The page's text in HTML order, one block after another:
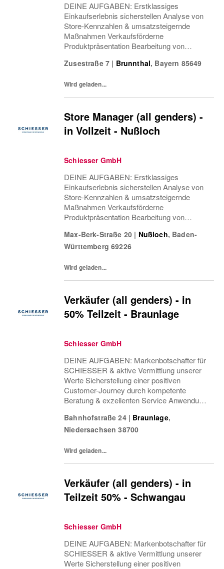
DEINE AUFGABEN: Erstklassiges
Einkaufserlebnis sicherstellen Analyse von
Store-Kennzahlen & umsatzsteigernde
Maßnahmen Verkaufsförderne
Produktpräsentation Bearbeitung von
-entwicklung Einsatzplanung & Besetzung
Zusestraße 7 | Brunnthal, Bayern 85649
Wird geladen...
Store Manager (all genders) -
in Vollzeit - Nußloch
Schiesser GmbH
DEINE AUFGABEN: Erstklassiges
Einkaufserlebnis sicherstellen Analyse von
Store-Kennzahlen & umsatzsteigernde
Maßnahmen Verkaufsförderne
Produktpräsentation Bearbeitung von
-entwicklung Einsatzplanung & Besetzung
offener Positionen Verantwortung Health &...
Max-Berk-Straße 20 | Nußloch, Baden-
Württemberg 69226
Wird geladen...
Verkäufer (all genders) - in
50% Teilzeit - Braunlage
Schiesser GmbH
DEINE AUFGABEN: Markenbotschafter für
SCHIESSER & aktive Vermittlung unserer
Werte Sicherstellung einer positiven
Customer-Journey durch kompetente
Beratung & exzellenten Service Anwendung
Optimierung des Einkaufserlebnisses
Sicherstellung einer attraktiven...
Bahnhofstraße 24 | Braunlage,
Niedersachsen 38700
Wird geladen...
Verkäufer (all genders) - in
Teilzeit 50% - Schwangau
Schiesser GmbH
DEINE AUFGABEN: Markenbotschafter für
SCHIESSER & aktive Vermittlung unserer
Werte Sicherstellung einer positiven